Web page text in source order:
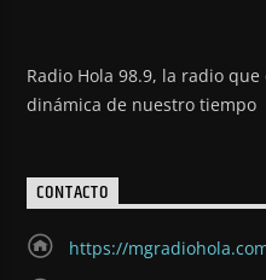
Radio Hola 98.9, la radio
dinámica de nuestro tiempo
CONTACTO
https://